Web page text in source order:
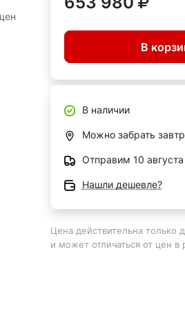
В
В наличии
Можно забрать
Отправим 10 августа
Нашли дешевле?
Цена действительна только
и может отличаться от цен в